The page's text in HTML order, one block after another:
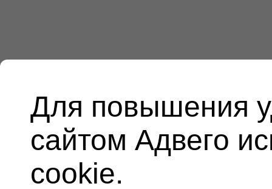
Для повышения
сайтом Адвего
cookie.